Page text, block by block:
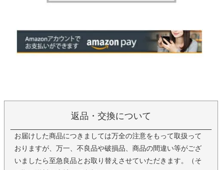
返品・交換について
お届けした商品につきましては万全の注意をもって取扱って
おりますが、万一、不良品や破損品、商品の間違い等がござ
いましたら至急良品とお取り替えさせていただきます。（そ